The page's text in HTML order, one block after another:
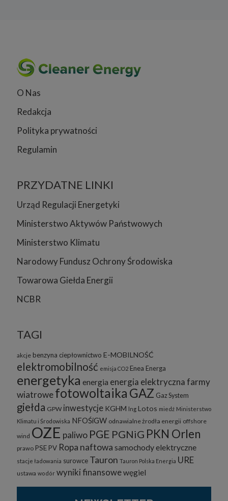
O Nas
Redakcja
Polityka prywatności
Regulamin
PRZYDATNE LINKI
Urząd Regulacji Energetyki
Ministerstwo Aktywów Państwowych
Ministerstwo Klimatu
Narodowy Fundusz Ochrony Środowiska
Towarowa Giełda Energii
NCBR
TAGI
akcje benzyna ciepłownictwo E-MOBILNOŚĆ
elektromobilność emisja CO2 Enea Energa
energetyka energia energia elektrycznafarmy
wiatrowefotowoltaika GAZ Gaz System
giełda GPW inwestycje KGHM lng Lotos miedź Ministerstwo
Klimatu i Środowiska NFOŚiGW odnawialne żrodła energii offshore
wind OZE paliwo PGE PGNiG PKN Orlen
prawo PSE PV Ropa naftowa samochody elektryczne
stacje ładowania surowce Tauron Tauron Polska Energia URE
ustawa wodór wyniki finansowewęgiel